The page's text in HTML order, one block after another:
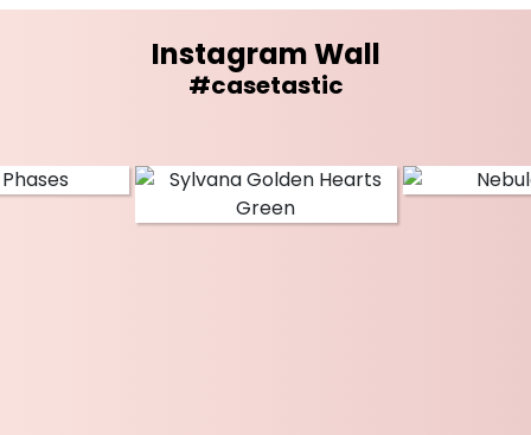
Instagram Wall
#casetastic